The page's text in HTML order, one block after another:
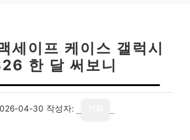
세이프 케이스 갤럭시
한 달 써보니
04-30 작성자: